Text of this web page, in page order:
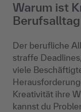
Warum ist
Der berufliche
straffe
viele
Kreativität ihre
kannst du